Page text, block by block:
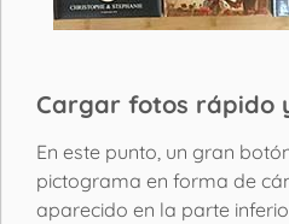
Cargar fotos rápido
En este punto, un gran
pictograma en forma de
aparecido en la parte